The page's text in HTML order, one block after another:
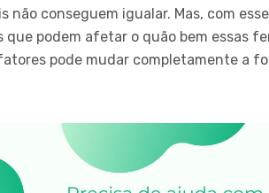
conseguem igualar. Mas, com
podem afetar o quão bem essas
pode mudar completamente a